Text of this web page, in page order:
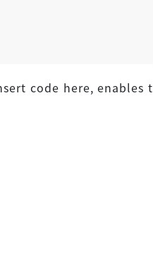
code here, enables t